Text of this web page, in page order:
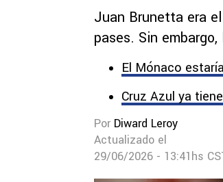
Juan Brunetta era
pases. Sin
El Mónaco
Cruz Azul ya
Por Diward Leroy
Actualizado el
29/06/2026 - 13:41hs